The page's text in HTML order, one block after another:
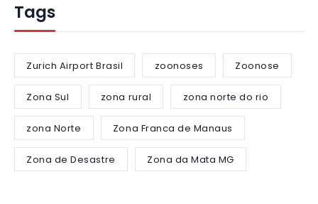
Tags
Zurich Airport Brasil zoonoses Zoonose
Zona Sul zona rural zona norte do rio
zona Norte Zona Franca de Manaus
Zona de Desastre Zona da Mata MG